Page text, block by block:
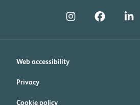
Web accessibility
Privacy
Cookie policy